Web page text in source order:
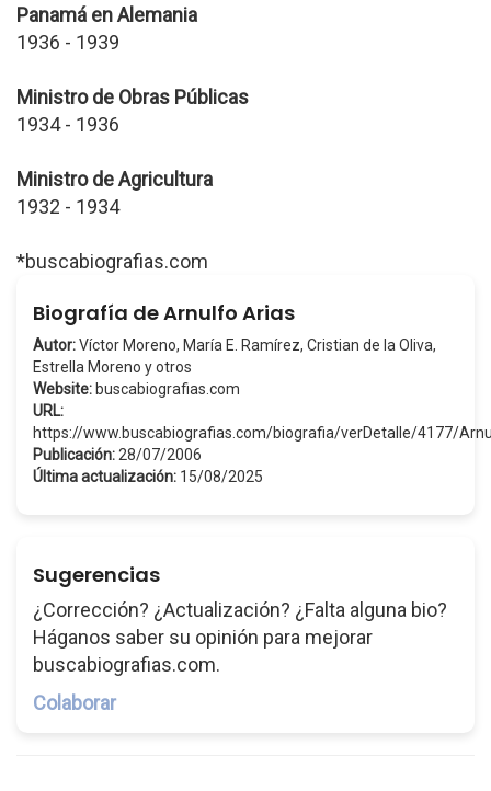
Panamá en Alemania
1936 - 1939
Ministro de Obras Públicas
1934 - 1936
Ministro de Agricultura
1932 - 1934
*buscabiografias.com
Biografía de Arnulfo Arias
Autor:Víctor Moreno, María E. Ramírez, Cristian de la Oliva,
Estrella Moreno y otros
Website: buscabiografias.com
URL:
https://www.buscabiografias.com/biografia/verDetalle/4177/
Publicación: 28/07/2006
Última actualización: 15/08/2025
Sugerencias
¿Corrección? ¿Actualización? ¿Falta alguna bio?
Háganos saber su opinión para mejorar
buscabiografias.com.
Colaborar